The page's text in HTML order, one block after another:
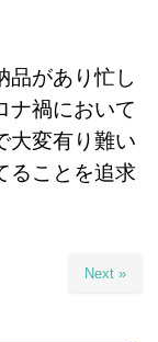
品があり忙し
ナ禍において
大変有り難い
ることを追求
Next »